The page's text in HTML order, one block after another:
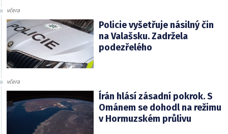
včera
Policie vyšetřuje násilný čin
na Valašsku. Zadržela
podezřelého
včera
Írán hlásí zásadní pokrok. S
Ománem se dohodl na režimu
v Hormuzském průlivu